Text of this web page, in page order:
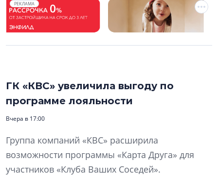
РЕКЛАМА
ГК «КВС» увеличила выгоду по
программе лояльности
Вчера в 17:00
Группа компаний «КВС» расширила
возможности программы «Карта Друга» для
участников «Клуба Ваших Соседей».